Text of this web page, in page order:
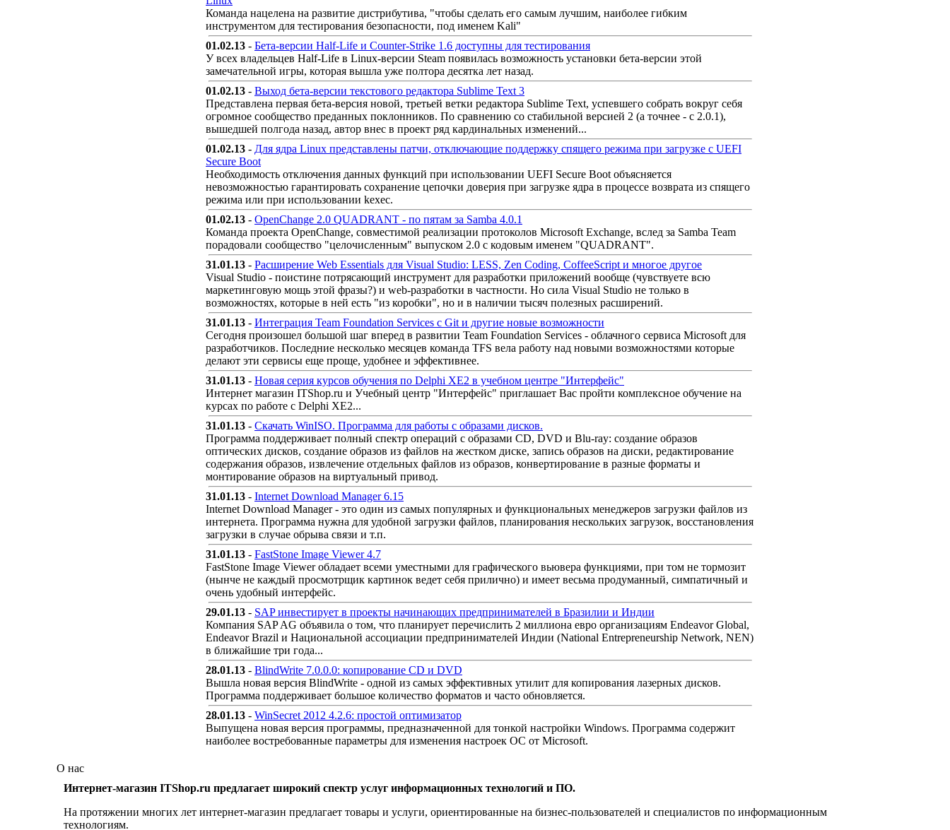
Команда нацелена на развитие дистрибутива, "чтобы сделать его самым лучшим, наиболее гибким
инструментом для тестирования безопасности, под именем Kali"
01.02.13 - Бета-версии Half-Life и Counter-Strike 1.6 доступны для тестирования
У всех владельцев Half-Life в Linux-версии Steam появилась возможность установки бета-версии этой
замечательной игры, которая вышла уже полтора десятка лет назад.
01.02.13 - Выход бета-версии текстового редактора Sublime Text 3
Представлена первая бета-версия новой, третьей ветки редактора Sublime Text, успевшего собрать вокруг себя
огромное сообщество преданных поклонников. По сравнению со стабильной версией 2 (а точнее - с 2.0.1),
вышедшей полгода назад, автор внес в проект ряд кардинальных изменений...
01.02.13 - Для ядра Linux представлены патчи, отключающие поддержку спящего режима при загрузке с UEFI
Secure Boot
Необходимость отключения данных функций при использовании UEFI Secure Boot объясняется
невозможностью гарантировать сохранение цепочки доверия при загрузке ядра в процессе возврата из спящего
режима или при использовании kexec.
01.02.13 - OpenChange 2.0 QUADRANT - по пятам за Samba 4.0.1
Команда проекта OpenChange, совместимой реализации протоколов Microsoft Exchange, вслед за Samba Team
порадовали сообщество "целочисленным" выпуском 2.0 с кодовым именем "QUADRANT".
31.01.13 - Расширение Web Essentials для Visual Studio: LESS, Zen Coding, CoffeeScript и многое другое
Visual Studio - поистине потрясающий инструмент для разработки приложений вообще (чувствуете всю
маркетинговую мощь этой фразы?) и web-разработки в частности. Но сила Visual Studio не только в
возможностях, которые в ней есть "из коробки", но и в наличии тысяч полезных расширений.
31.01.13 - Интеграция Team Foundation Services с Git и другие новые возможности
Сегодня произошел большой шаг вперед в развитии Team Foundation Services - облачного сервиса Microsoft для
разработчиков. Последние несколько месяцев команда TFS вела работу над новыми возможностями которые
делают эти сервисы еще проще, удобнее и эффективнее.
31.01.13 - Новая серия курсов обучения по Delphi XE2 в учебном центре "Интерфейс"
Интернет магазин ITShop.ru и Учебный центр "Интерфейс" приглашает Вас пройти комплексное обучение на
курсах по работе с Delphi XE2...
31.01.13 - Скачать WinISO. Программа для работы с образами дисков.
Программа поддерживает полный спектр операций с образами CD, DVD и Blu-ray: создание образов
оптических дисков, создание образов из файлов на жестком диске, запись образов на диски, редактирование
содержания образов, извлечение отдельных файлов из образов, конвертирование в разные форматы и
монтирование образов на виртуальный привод.
31.01.13 - Internet Download Manager 6.15
Internet Download Manager - это один из самых популярных и функциональных менеджеров загрузки файлов из
интернета. Программа нужна для удобной загрузки файлов, планирования нескольких загрузок, восстановления
загрузки в случае обрыва связи и т.п.
31.01.13 - FastStone Image Viewer 4.7
FastStone Image Viewer обладает всеми уместными для графического вьювера функциями, при том не тормозит
(нынче не каждый просмотрщик картинок ведет себя прилично) и имеет весьма продуманный, симпатичный и
очень удобный интерфейс.
29.01.13 - SAP инвестирует в проекты начинающих предпринимателей в Бразилии и Индии
Компания SAP AG объявила о том, что планирует перечислить 2 миллиона евро организациям Endeavor Global,
Endeavor Brazil и Национальной ассоциации предпринимателей Индии (National Entrepreneurship Network, NEN)
в ближайшие три года...
28.01.13 - BlindWrite 7.0.0.0: копирование CD и DVD
Вышла новая версия BlindWrite - одной из самых эффективных утилит для копирования лазерных дисков.
Программа поддерживает большое количество форматов и часто обновляется.
28.01.13 - WinSecret 2012 4.2.6: простой оптимизатор
Выпущена новая версия программы, предназначенной для тонкой настройки Windows. Программа содержит
наиболее востребованные параметры для изменения настроек ОС от Microsoft.
О нас
Интернет-магазин ITShop.ru предлагает широкий спектр услуг информационных технологий и ПО.
На протяжении многих лет интернет-магазин предлагает товары и услуги, ориентированные на бизнес-пользователей и специалистов по информационным
технологиям.